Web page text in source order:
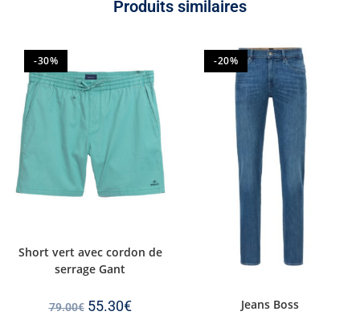
Produits similaires
-30%
Short vert avec cordon de
serrage Gant
79.00€ 55.30€
-20%
Jeans Boss